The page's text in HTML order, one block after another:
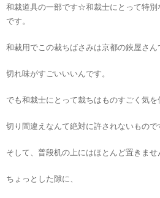
和裁道具の一部です☆和裁士にとって特
です。
和裁用でこの裁ちばさみは京都の鋏屋さん
切れ味がすごいいいんです。
でも和裁士にとって裁ちはものすごく気を
切り間違えなんて絶対に許されないもので
そして、普段机の上にはほとんど置きませ
ちょっとした隙に、